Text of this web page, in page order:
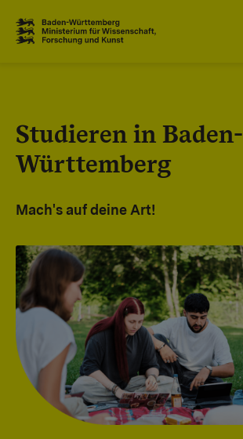
Studieren in Baden-
Württemberg
Mach's auf deine Art!